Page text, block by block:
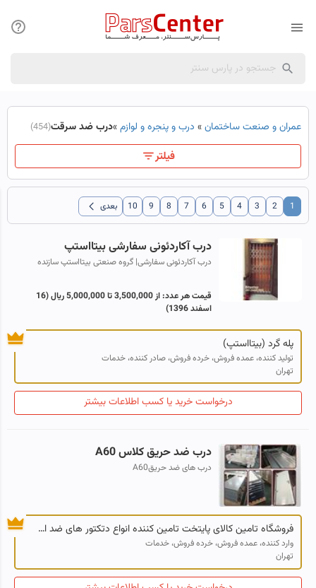
عمران و صنعت ساختمان» درب و پنجره و لوازم»درب ضد سرقت(454)
فیلتر
1
2
3
4
5
6
7
8
9
10 بعدی chevron_left
درب آکاردئونی سفارشی بیتااستپ
درب آکاردئونی سفارشی| گروه صنعتی بیتااستپ سازنده
قیمت هر عدد:از 3,500,000 تا 5,000,000 ریال
(16
اسفند 1396)
پله گرد (بیتااستپ)
تولید کننده، عمده فروش، خرده فروش، صادر کننده، خدمات
تهران
درخواست خرید یا کسب اطلاعات بیشتر
درب ضد حریق کلاس A60
درب های ضد حریقA60
فروشگاه تامین کالای پایتخت تامین کننده انواع دتکتور های ضد انفجار و تجهیزات برقی ضد انفجار
وارد کننده، عمده فروش، خرده فروش، خدمات
تهران